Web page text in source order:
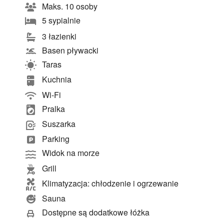
Maks. 10 osoby
5 sypialnie
3 łazienki
Basen pływacki
Taras
Kuchnia
Wi-Fi
Pralka
Suszarka
Parking
Widok na morze
Grill
Klimatyzacja: chłodzenie i ogrzewanie
Sauna
Dostępne są dodatkowe łóżka